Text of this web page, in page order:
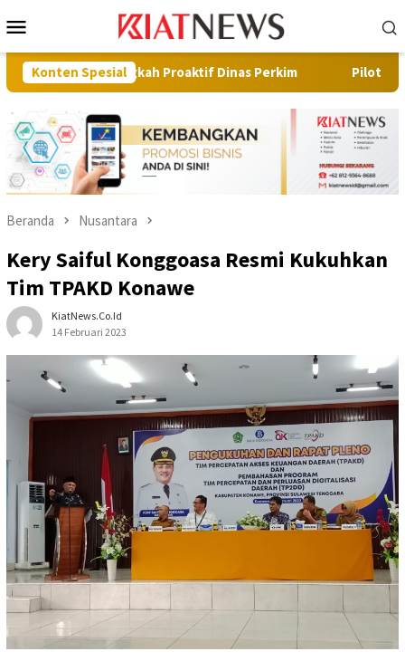
ke
Mobile
Konten Spesial
Proaktif Dinas Perkim Pilot Project,
Beranda Nusantara
Kery Saiful Konggoasa Resmi Kukuhkan
Tim TPAKD Konawe
KiatNews.co.id
14 Februari 2023